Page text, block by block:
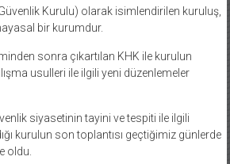
Kurulu) olarak isimlendirilen kuruluş,
bir kurumdur.
sonra çıkartılan KHK ile kurulun
usulleri ile ilgili yeni düzenlemeler
siyasetinin tayini ve tespiti ile ilgili
kurulun son toplantısı geçtiğimiz günlerde
oldu.